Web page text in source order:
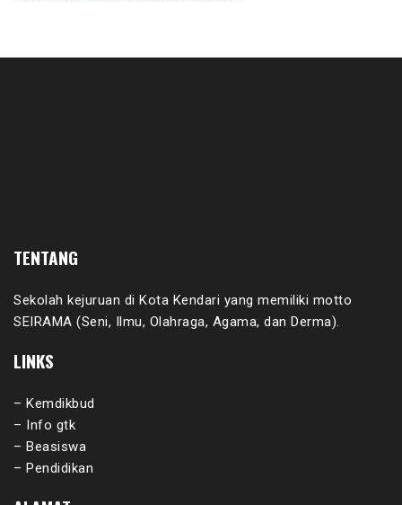
TENTANG
Sekolah kejuruan di Kota Kendari yang memiliki motto
SEIRAMA (Seni, Ilmu, Olahraga, Agama, dan Derma).
LINKS
– Kemdikbud
– Info gtk
– Beasiswa
– Pendidikan